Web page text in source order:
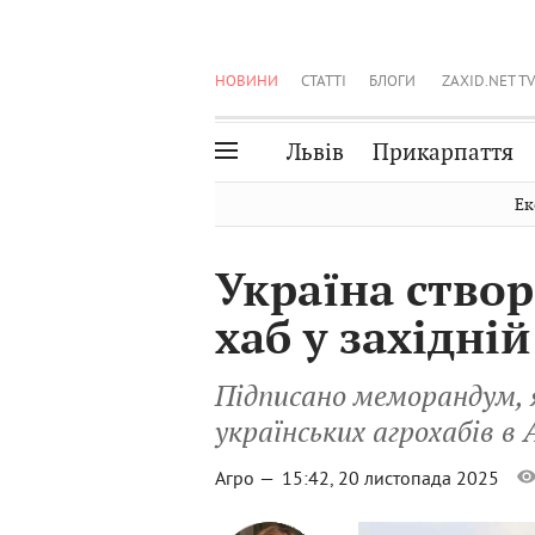
НОВИНИ СТАТТІ БЛОГИ ZAXID.NET TV
Львів Прикарпаття
Волинь
Закарпаття
Чернівці
Шептицький
Україна
хаб у
Підписано меморандум,
українських агрохабів в
Агро — 15:42, 20 листопада 2025